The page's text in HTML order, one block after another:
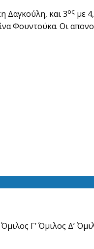
Δαγκούλη, και 3ος με
Φουντούκα. Οι
Γ’ Όμιλος Δ’